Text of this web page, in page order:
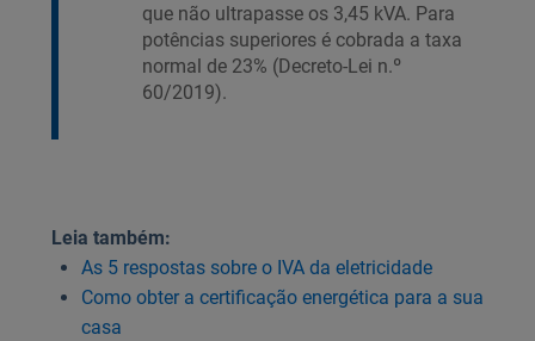
que não ultrapasse os 3,45 kVA. Para
potências superiores é cobrada a taxa
normal de 23% (Decreto-Lei n.º
60/2019).
Leia também:
As 5 respostas sobre o IVA da eletricidade
Como obter a certificação energética para a sua
casa